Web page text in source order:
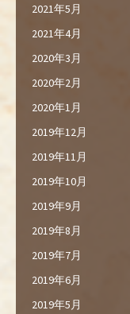
2021年5月
2021年4月
2020年3月
2020年2月
2020年1月
2019年12月
2019年11月
2019年10月
2019年9月
2019年8月
2019年7月
2019年6月
2019年5月